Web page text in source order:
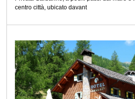
centro città, ubicato davant